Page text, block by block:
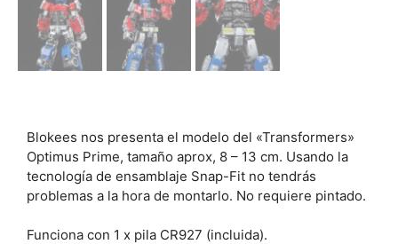
Blokees nos presenta el modelo del «Transformers»
Optimus Prime, tamaño aprox, 8 – 13 cm. Usando la
tecnología de ensamblaje Snap-Fit no tendrás
problemas a la hora de montarlo. No requiere pintado.
Funciona con 1 x pila CR927 (incluida).